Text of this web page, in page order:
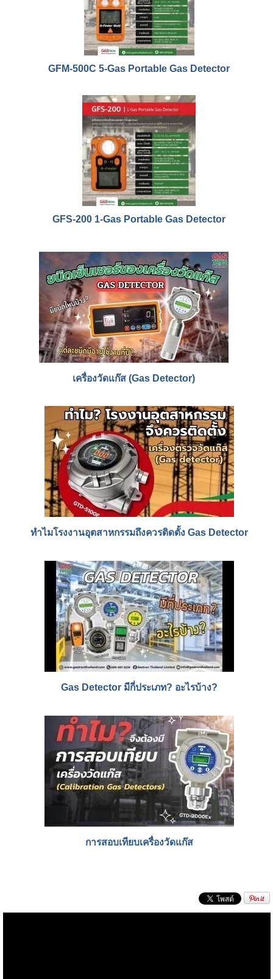
GFM-500C 5-Gas Portable Gas Detector
GFS-200 1-Gas Portable Gas Detector
เครื่องวัดแก๊ส (Gas Detector)
ทำไมโรงงานอุตสาหกรรมถึงควรติดตั้ง Gas Detector
Gas Detector มีกี่ประเภท? อะไรบ้าง?
การสอบเทียบเครื่องวัดแก๊ส